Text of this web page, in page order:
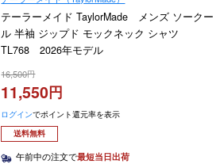
テーラーメイド TaylorMade メンズ ソークー
ル 半袖 ジップド モックネック シャツ
TL768 2026年モデル
16,500
11,550
ログインでポイント還元率を表示
送料無料
午前中の注文で最短当日出荷